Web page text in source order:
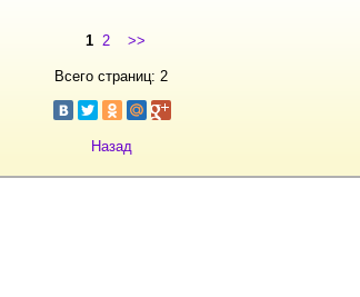
1 2 >>
Всего страниц: 2
Назад